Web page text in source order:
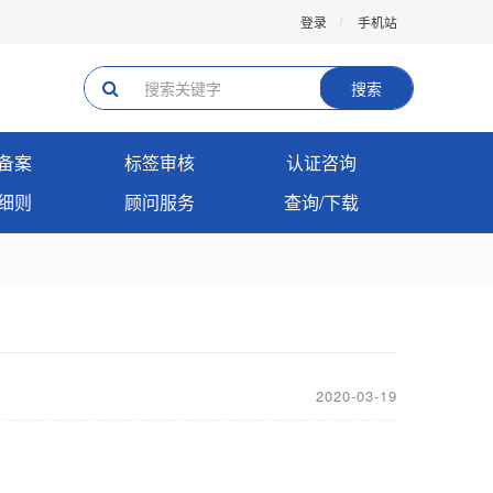
登录 手机站
搜索
案 标签审核
认证咨询
则
顾问服务 查询/下载
2020-03-19